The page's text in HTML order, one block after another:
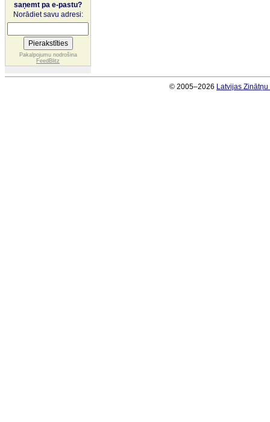
saņemt pa e-pastu?
Norādiet savu adresi:
Pakalpojumu nodrošina
FeedBlitz
© 2005–2026 Latvijas